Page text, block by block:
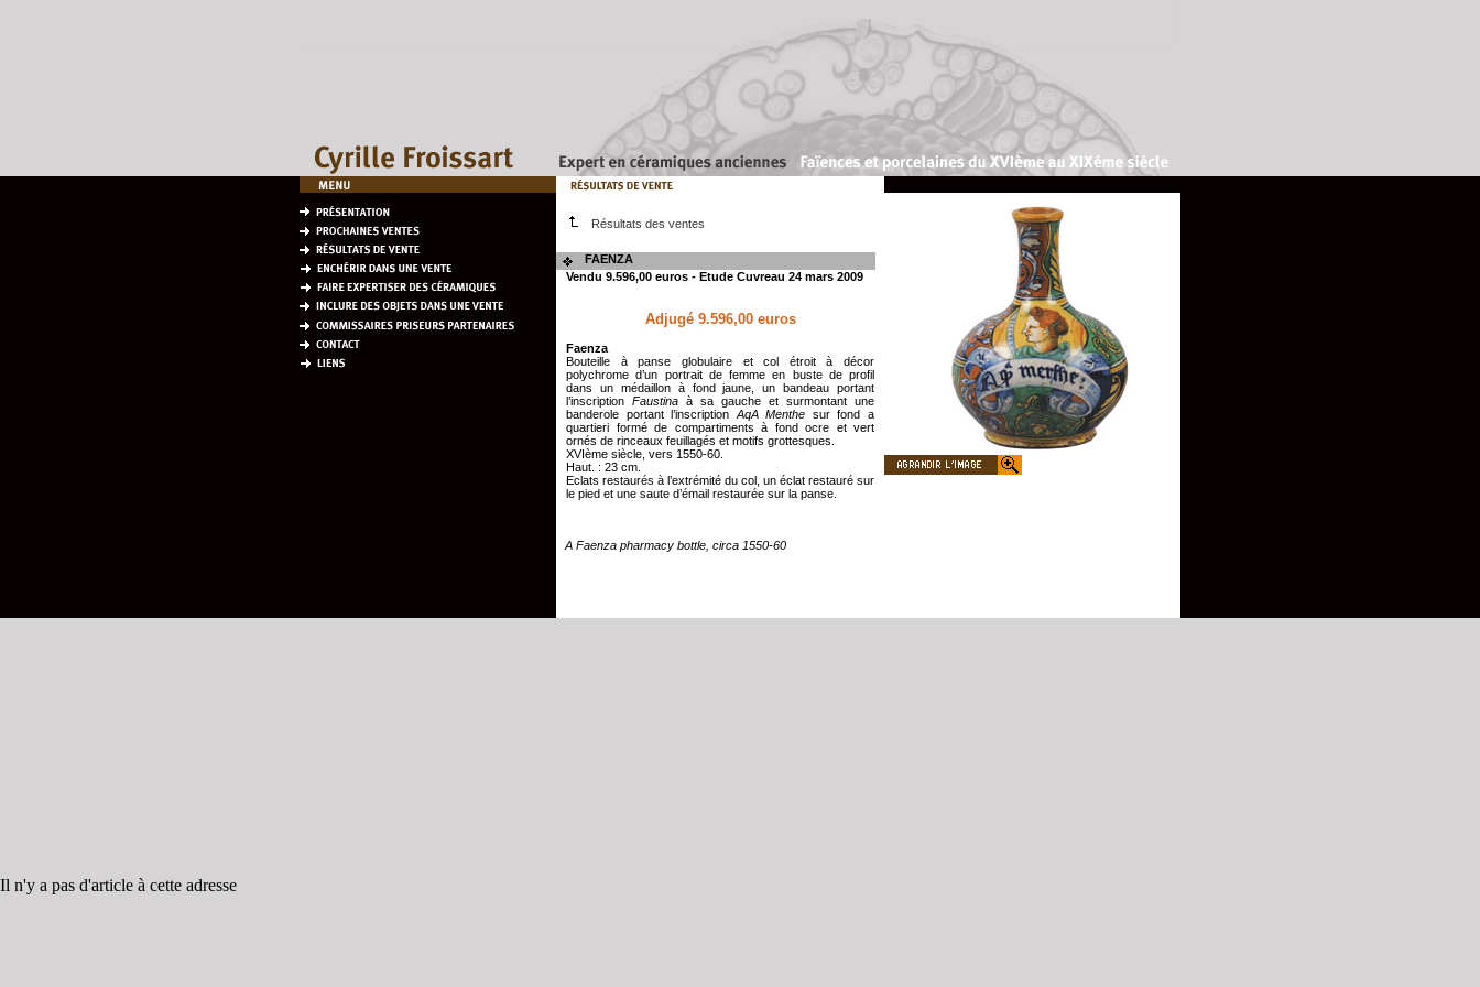
Résultats des ventes
FAENZA
Vendu 9.596,00 euros - Etude Cuvreau 24 mars 2009
Adjugé 9.596,00 euros
Faenza
Bouteille à panse globulaire et col étroit à décor
polychrome d’un portrait de femme en buste de profil
dans un médaillon à fond jaune, un bandeau portant
l’inscription Faustina à sa gauche et surmontant une
banderole portant l’inscription AqA Menthe sur fond a
quartieri formé de compartiments à fond ocre et vert
ornés de rinceaux feuillagés et motifs grottesques.
XVIème siècle, vers 1550-60.
Haut. : 23 cm.
Eclats restaurés à l’extrémité du col, un éclat restauré sur
le pied et une saute d’émail restaurée sur la panse.
A Faenza pharmacy bottle, circa 1550-60
Il n'y a pas d'article à cette adresse